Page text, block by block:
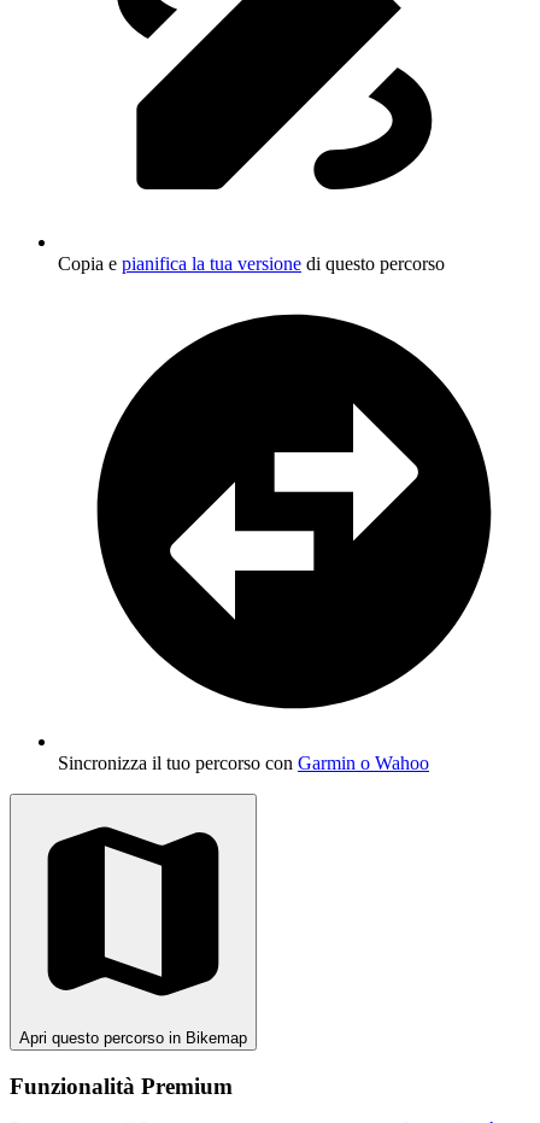
Copia e pianifica la tua versione di questo percorso
Sincronizza il tuo percorso con Garmin o Wahoo
Apri questo percorso in Bikemap
Funzionalità Premium